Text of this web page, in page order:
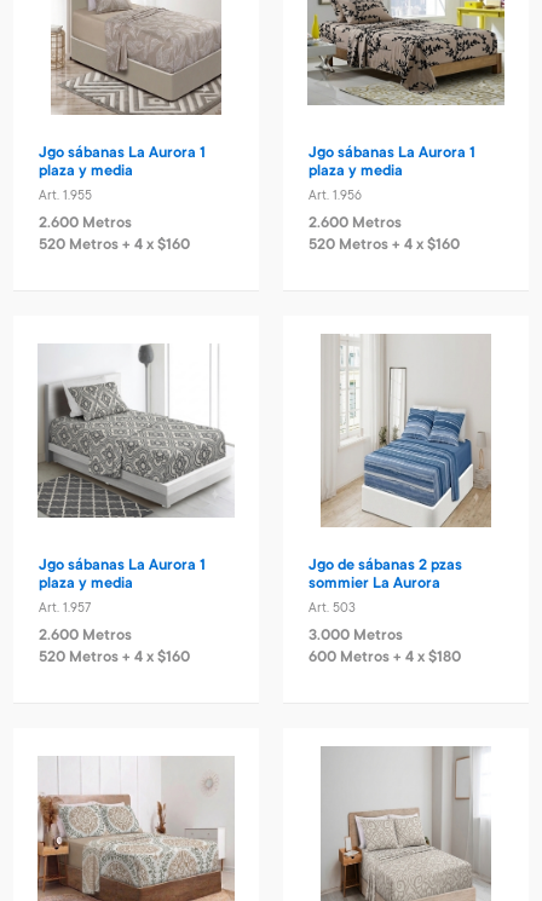
Jgo sábanas La Aurora 1
plaza y media
Art. 1.955
2.600 Metros
520 Metros + 4 x $160
Jgo sábanas La Aurora 1
plaza y media
Art. 1.956
2.600 Metros
520 Metros + 4 x $160
Jgo sábanas La Aurora 1
plaza y media
Art. 1.957
2.600 Metros
520 Metros + 4 x $160
Jgo de sábanas 2 pzas
sommier La Aurora
Art. 503
3.000 Metros
600 Metros + 4 x $180